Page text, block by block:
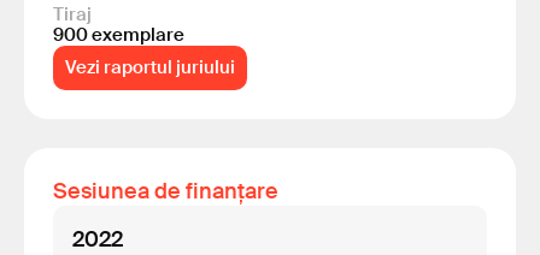
Tiraj
900 exemplare
Vezi raportul juriului
Sesiunea de finanțare
2022